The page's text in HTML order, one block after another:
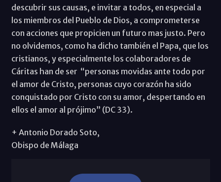
descubrir sus causas, e invitar a todos, en especial a
los miembros del Pueblo de Dios, a comprometerse
con acciones que propicien un futuro mas justo. Pero
no olvidemos, como ha dicho también el Papa, que los
cristianos, y especialmente los colaboradores de
Cáritas han de ser “personas movidas ante todo por
el amor de Cristo, personas cuyo corazón ha sido
conquistado por Cristo con su amor, despertando en
ellos el amor al prójimo” (DC 33).
+ Antonio Dorado Soto,
Obispo de Málaga